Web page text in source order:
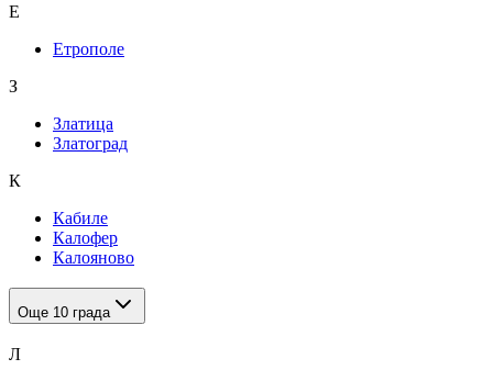
Е
Етрополе
З
Златица
Златоград
К
Кабиле
Калофер
Калояново
Още 10 града
Л